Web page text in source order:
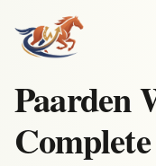
Paarden